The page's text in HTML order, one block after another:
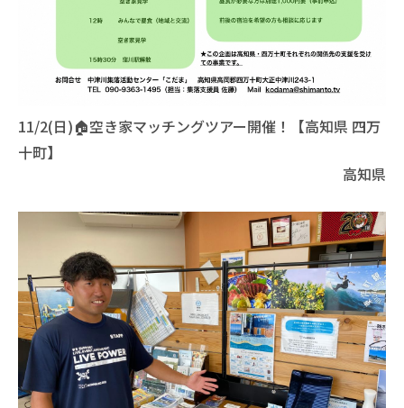
11/2(日)🏠空き家マッチングツアー開催！【高知県 四万
十町】
高知県